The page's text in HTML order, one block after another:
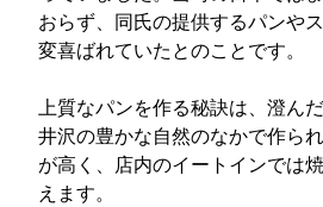
おらず、同氏の提供するパンや
変喜ばれていたとのことです。
上質なパンを作る秘訣は、澄ん
井沢の豊かな自然のなかで作ら
が高く、店内のイートインでは
えます。